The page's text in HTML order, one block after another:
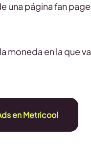
una página fan
en la que
en Metricool